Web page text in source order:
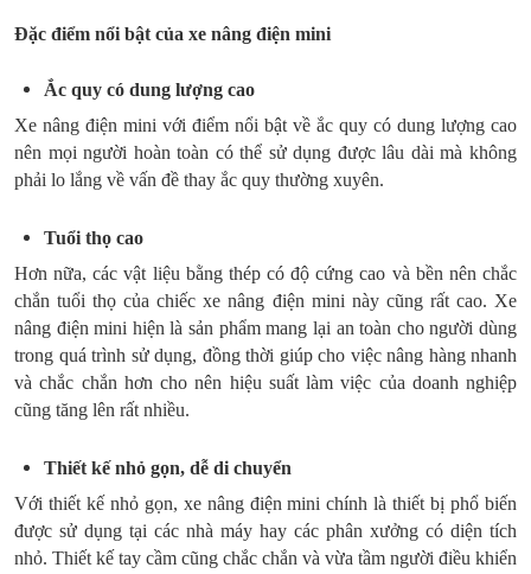
Đặc điểm nổi bật của xe nâng điện mini
Ắc quy có dung lượng cao
Xe nâng điện mini với điểm nổi bật về ắc quy có dung lượng cao
nên mọi người hoàn toàn có thể sử dụng được lâu dài mà không
phải lo lắng về vấn đề thay ắc quy thường xuyên.
Tuổi thọ cao
Hơn nữa, các vật liệu bằng thép có độ cứng cao và bền nên chắc
chắn tuổi thọ của chiếc xe nâng điện mini này cũng rất cao. Xe
nâng điện mini hiện là sản phẩm mang lại an toàn cho người dùng
trong quá trình sử dụng, đồng thời giúp cho việc nâng hàng nhanh
và chắc chắn hơn cho nên hiệu suất làm việc của doanh nghiệp
cũng tăng lên rất nhiều.
Thiết kế nhỏ gọn, dễ di chuyển
Với thiết kế nhỏ gọn, xe nâng điện mini chính là thiết bị phổ biến
được sử dụng tại các nhà máy hay các phân xưởng có diện tích
nhỏ. Thiết kế tay cầm cũng chắc chắn và vừa tầm người điều khiển